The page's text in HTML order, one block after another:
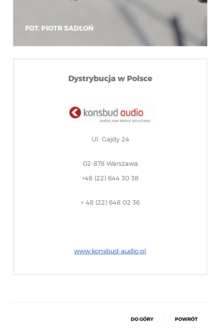
FOT. PIOTR SADŁOŃ
Dystrybucja w Polsce
Ul. Gajdy 24
02-878 Warszawa
+48 (22) 644 30 38
+ 48 (22) 648 02 36
www.konsbud-audio.pl
DO GÓRY POWRÓT